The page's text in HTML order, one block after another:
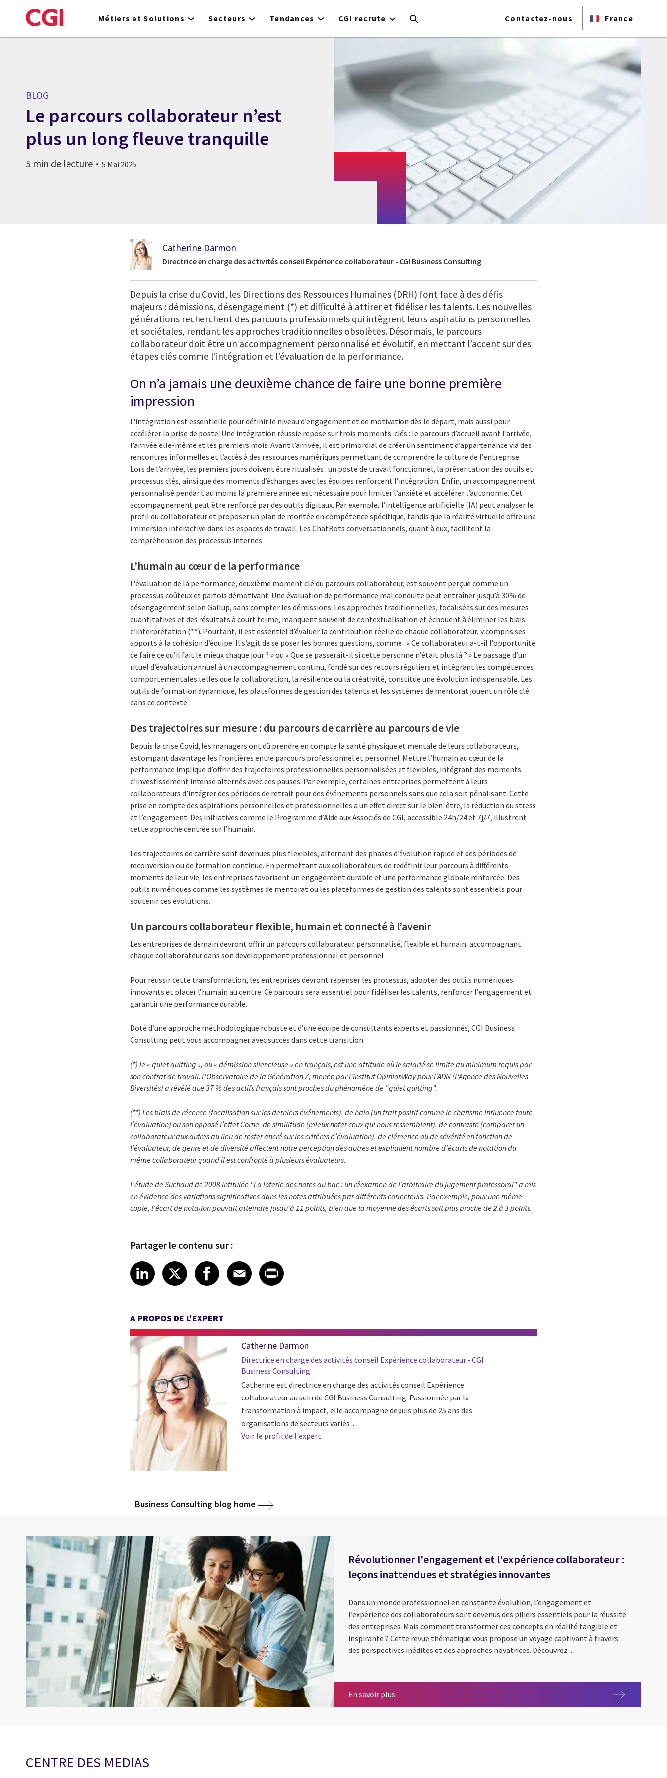
to
Métiers et Solutions Secteurs Tendances CGI recrute Contactez-nous France
BLOG
Le parcours collaborateur n’est
plus un long fleuve tranquille
5 min de lecture 5 Mai 2025
Catherine Darmon
Directrice en charge des activités conseil Expérience collaborateur - CGI Business Consulting
Depuis la crise du Covid, les Directions des Ressources Humaines (DRH) font face à des défis
majeurs : démissions, désengagement (*) et difficulté à attirer et fidéliser les talents. Les nouvelles
générations recherchent des parcours professionnels qui intègrent leurs aspirations personnelles
et sociétales, rendant les approches traditionnelles obsolètes. Désormais, le parcours
collaborateur doit être un accompagnement personnalisé et évolutif, en mettant l’accent sur des
étapes clés comme l’intégration et l’évaluation de la performance.
On n’a jamais une deuxième chance de faire une bonne première
impression
L'intégration est essentielle pour définir le niveau d’engagement et de motivation dès le départ, mais aussi pour
accélérer la prise de poste. Une intégration réussie repose sur trois moments-clés : le parcours d’accueil avant l’arrivée,
l’arrivée elle-même et les premiers mois. Avant l’arrivée, il est primordial de créer un sentiment d’appartenance via des
rencontres informelles et l’accès à des ressources numériques permettant de comprendre la culture de l’entreprise.
Lors de l’arrivée, les premiers jours doivent être ritualisés : un poste de travail fonctionnel, la présentation des outils et
processus clés, ainsi que des moments d’échanges avec les équipes renforcent l’intégration. Enfin, un accompagnement
personnalisé pendant au moins la première année est nécessaire pour limiter l’anxiété et accélérer l’autonomie. Cet
accompagnement peut être renforcé par des outils digitaux. Par exemple, l’intelligence artificielle (IA) peut analyser le
profil du collaborateur et proposer un plan de montée en compétence spécifique, tandis que la réalité virtuelle offre une
immersion interactive dans les espaces de travail. Les ChatBots conversationnels, quant à eux, facilitent la
compréhension des processus internes.
L’humain au cœur de la performance
L'évaluation de la performance, deuxième moment clé du parcours collaborateur, est souvent perçue comme un
processus coûteux et parfois démotivant. Une évaluation de performance mal conduite peut entraîner jusqu’à 30% de
désengagement selon Gallup, sans compter les démissions. Les approches traditionnelles, focalisées sur des mesures
quantitatives et des résultats à court terme, manquent souvent de contextualisation et échouent à éliminer les biais
d’interprétation (**). Pourtant, il est essentiel d’évaluer la contribution réelle de chaque collaborateur, y compris ses
apports à la cohésion d’équipe. Il s’agit de se poser les bonnes questions, comme : « Ce collaborateur a-t-il l’opportunité
de faire ce qu’il fait le mieux chaque jour ? » ou « Que se passerait-il si cette personne n’était plus là ? » Le passage d’un
rituel d’évaluation annuel à un accompagnement continu, fondé sur des retours réguliers et intégrant les compétences
comportementales telles que la collaboration, la résilience ou la créativité, constitue une évolution indispensable. Les
outils de formation dynamique, les plateformes de gestion des talents et les systèmes de mentorat jouent un rôle clé
dans ce contexte.
Des trajectoires sur mesure : du parcours de carrière au parcours de vie
Depuis la crise Covid, les managers ont dû prendre en compte la santé physique et mentale de leurs collaborateurs,
estompant davantage les frontières entre parcours professionnel et personnel. Mettre l’humain au cœur de la
performance implique d’offrir des trajectoires professionnelles personnalisées et flexibles, intégrant des moments
d’investissement intense alternés avec des pauses. Par exemple, certaines entreprises permettent à leurs
collaborateurs d’intégrer des périodes de retrait pour des événements personnels sans que cela soit pénalisant. Cette
prise en compte des aspirations personnelles et professionnelles a un effet direct sur le bien-être, la réduction du stress
et l’engagement. Des initiatives comme le Programme d’Aide aux Associés de CGI, accessible 24h/24 et 7j/7, illustrent
cette approche centrée sur l’humain.
Les trajectoires de carrière sont devenues plus flexibles, alternant des phases d’évolution rapide et des périodes de
reconversion ou de formation continue. En permettant aux collaborateurs de redéfinir leur parcours à différents
moments de leur vie, les entreprises favorisent un engagement durable et une performance globale renforcée. Des
outils numériques comme les systèmes de mentorat ou les plateformes de gestion des talents sont essentiels pour
soutenir ces évolutions.
Un parcours collaborateur flexible, humain et connecté à l’avenir
Les entreprises de demain devront offrir un parcours collaborateur personnalisé, flexible et humain, accompagnant
chaque collaborateur dans son développement professionnel et personnel
Pour réussir cette transformation, les entreprises devront repenser les processus, adopter des outils numériques
innovants et placer l’humain au centre. Ce parcours sera essentiel pour fidéliser les talents, renforcer l’engagement et
garantir une performance durable.
Doté d’une approche méthodologique robuste et d’une équipe de consultants experts et passionnés, CGI Business
Consulting peut vous accompagner avec succès dans cette transition.
(*) le « quiet quitting », ou « démission silencieuse » en français, est une attitude où le salarié se limite au minimum requis par
son contrat de travail. L'Observatoire de la Génération Z, menée par l'Institut OpinionWay pour l'ADN (L'Agence des Nouvelles
Diversités) a révélé que 37 % des actifs français sont proches du phénomène de "quiet quitting".
(**) Les biais de récence (focalisation sur les derniers événements), de halo (un trait positif comme le charisme influence toute
l’évaluation) ou son opposé l’effet Corne, de similitude (mieux noter ceux qui nous ressemblent), de contraste (comparer un
collaborateur aux autres au lieu de rester ancré sur les critères d’évaluation), de clémence ou de sévérité en fonction de
l’évaluateur, de genre et de diversité affectent notre perception des autres et expliquent nombre d’écarts de notation du
même collaborateur quand il est confronté à plusieurs évaluateurs.
L’étude de Suchaud de 2008 intitulée "La loterie des notes au bac : un réexamen de l'arbitraire du jugement professoral" a mis
en évidence des variations significatives dans les notes attribuées par différents correcteurs. Par exemple, pour une même
copie, l'écart de notation pouvait atteindre jusqu'à 11 points, bien que la moyenne des écarts soit plus proche de 2 à 3 points.
Partager le contenu sur :
Share article on LinkedIn
LinkedIn
Share article on X
XShare article on Facebook
Facebook
Share article on Email
Email
Share article on Print
A PROPOS DE L'EXPERT
Catherine Darmon
Directrice en charge des activités conseil Expérience collaborateur - CGI
Business Consulting
Catherine est directrice en charge des activités conseil Expérience
collaborateur au sein de CGI Business Consulting. Passionnée par la
transformation à impact, elle accompagne depuis plus de 25 ans des
organisations de secteurs variés ...
Voir le profil de l'expert
Business Consulting blog home
Révolutionner l'engagement et l'expérience collaborateur :
leçons inattendues et stratégies innovantes
Dans un monde professionnel en constante évolution, l’engagement et
l’expérience des collaborateurs sont devenus des piliers essentiels pour la réussite
des entreprises. Mais comment transformer ces concepts en réalité tangible et
inspirante ? Cette revue thématique vous propose un voyage captivant à travers
des perspectives inédites et des approches novatrices. Découvrez ...
En savoir plus Révolutionner l'engagement et l'expérience collaborateur : leçons
CENTRE DES MEDIAS